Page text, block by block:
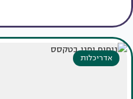
אדריכלות